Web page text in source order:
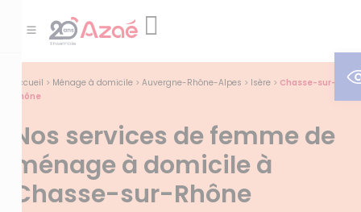
Accueil > Ménage à domicile > Auvergne-Rhône-Alpes > Isère > Chasse-sur-
Rhône
Nos services de femme de
ménage à domicile à
Chasse-sur-Rhône